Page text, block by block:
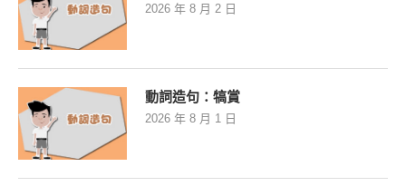
2026 年 8 月 2 日
動詞造句：犒賞
2026 年 8 月 1 日